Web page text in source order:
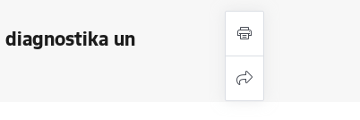
diagnostika un